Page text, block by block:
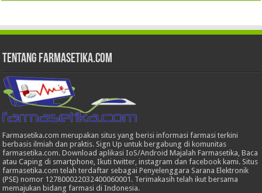
Tentang Farmasetika.com
Farmasetika.com merupakan situs yang berisi informasi farmasi terkini
berbasis ilmiah dan praktis. Sign Up untuk bergabung di komunitas
farmasetika.com. Download aplikasi IoS/Android Majalah Farmasetika, Baca
atau Caping di smartphone, Ikuti twitter, instagram dan facebook kami. Situs
farmasetika.com telah terdaftar sebagai Penyelenggara Sarana Elektronik
(PSE) nomor 127800022032400060001. Terimakasih telah ikut bersama
memajukan bidang farmasi di Indonesia.